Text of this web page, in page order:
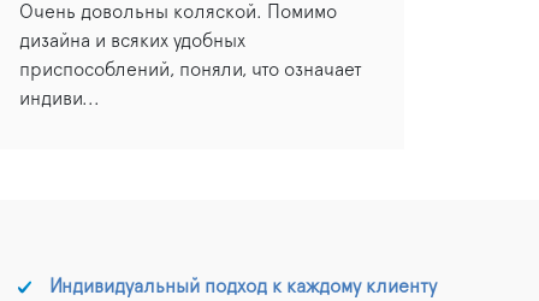
Очень довольны коляской. Помимо
дизайна и всяких удобных
приспособлений, поняли, что означает
индиви...
Индивидуальный подход к каждому клиенту